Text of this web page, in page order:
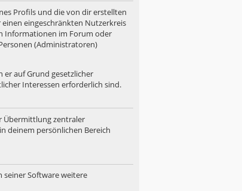
Profils und die von dir erstellten
eingeschränkten Nutzerkreis
Informationen im Forum oder
(Administratoren)
auf Grund gesetzlicher
Interessen erforderlich sind.
Übermittlung zentraler
deinem persönlichen Bereich
seiner Software weitere